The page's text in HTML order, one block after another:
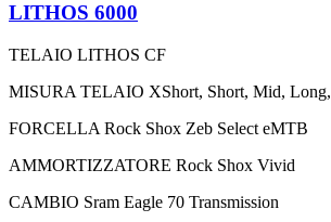
LITHOS 6000
TELAIO LITHOS CF
MISURA TELAIO XShort, Short, Mid,
FORCELLA Rock Shox Zeb Select eMTB
AMMORTIZZATORE Rock Shox Vivid
CAMBIO Sram Eagle 70 Transmission